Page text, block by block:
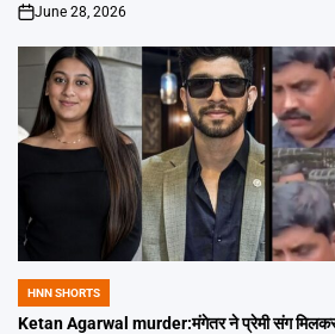
on
June 28, 2026
POSTED
IN
HNN SHORTS
Ketan Agarwal murder:मंगेतर ने प्रेमी संग